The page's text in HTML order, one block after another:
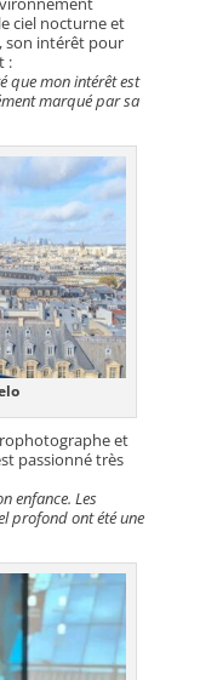
ciel nocturne et
son intérêt pour
:
que mon intérêt est
marqué par sa
et
passionné très
enfance. Les
profond ont été une